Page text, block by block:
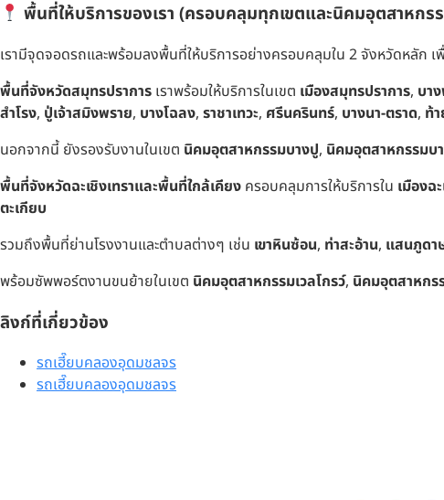
พื้นที่ให้บริการของเรา (ครอบคลุมทุกเขตและนิคมอุตสาหกร
เรามีจุดจอดรถและพร้อมลงพื้นที่ให้บริการอย่างครอบคลุมใน 2 จังหวัดหลัก
พื้นที่จังหวัดสมุทรปราการ เราพร้อมให้บริการในเขต เมืองสมุทรปราการ, บา
สำโรง, ปู่เจ้าสมิงพราย, บางโฉลง, ราชาเทวะ, ศรีนครินทร์, บางนา-ตราด, ท้
นอกจากนี้ ยังรองรับงานในเขต นิคมอุตสาหกรรมบางปู, นิคมอุตสาหกรรมบ
พื้นที่จังหวัดฉะเชิงเทราและพื้นที่ใกล้เคียง ครอบคลุมการให้บริการใน เมืองฉ
ตะเกียบ
รวมถึงพื้นที่ย่านโรงงานและตำบลต่างๆ เช่น เขาหินซ้อน, ท่าสะอ้าน, แสนภูดา
พร้อมซัพพอร์ตงานขนย้ายในเขต นิคมอุตสาหกรรมเวลโกรว์, นิคมอุตสาหกร
ลิงก์ที่เกี่ยวข้อง
รถเฮี๊ยบคลองอุดมชลจร
รถเฮี๊ยบคลองอุดมชลจร